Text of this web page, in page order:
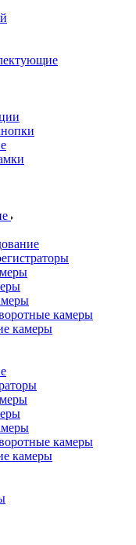
камеры
камеры
камеры
камеры